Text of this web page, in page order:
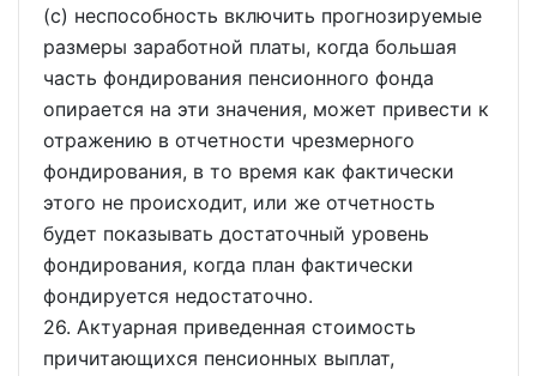
(c) неспособность включить прогнозируемые
размеры заработной платы, когда большая
часть фондирования пенсионного фонда
опирается на эти значения, может привести к
отражению в отчетности чрезмерного
фондирования, в то время как фактически
этого не происходит, или же отчетность
будет показывать достаточный уровень
фондирования, когда план фактически
фондируется недостаточно.
26. Актуарная приведенная стоимость
причитающихся пенсионных выплат,